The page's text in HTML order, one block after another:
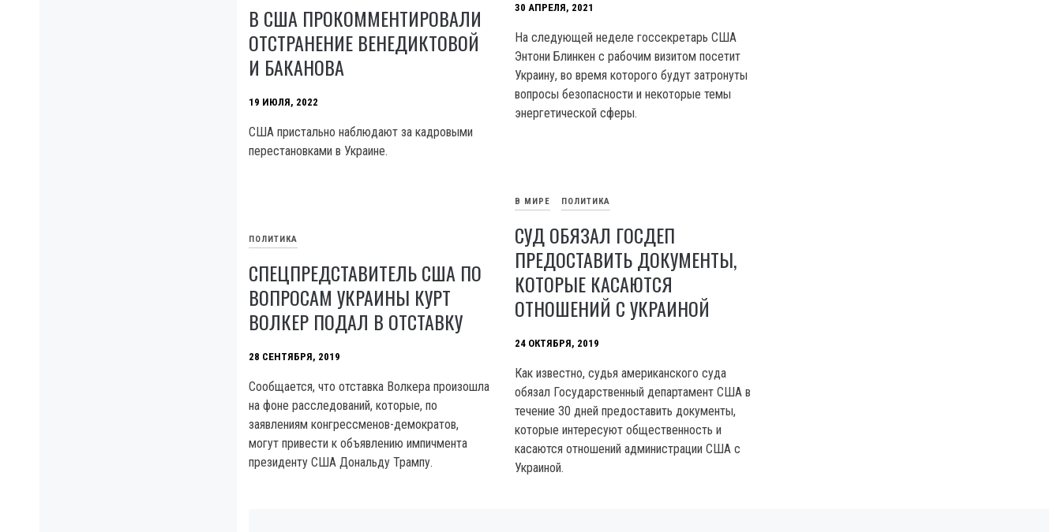
В США ПРОКОММЕНТИРОВАЛИ
ОТСТРАНЕНИЕ ВЕНЕДИКТОВОЙ
И БАКАНОВА
19 ИЮЛЯ, 2022
США пристально наблюдают за кадровыми
перестановками в Украине.
30 АПРЕЛЯ, 2021
На следующей неделе госсекретарь США
Энтони Блинкен с рабочим визитом посетит
Украину, во время которого будут затронуты
вопросы безопасности и некоторые темы
энергетической сферы.
В МИРЕ ПОЛИТИКА
СУД ОБЯЗАЛ ГОСДЕП
ПРЕДОСТАВИТЬ ДОКУМЕНТЫ,
КОТОРЫЕ КАСАЮТСЯ
ОТНОШЕНИЙ С УКРАИНОЙ
24 ОКТЯБРЯ, 2019
Как известно, судья американского суда
обязал Государственный департамент США в
течение 30 дней предоставить документы,
которые интересуют общественность и
касаются отношений администрации США с
Украиной.
ПОЛИТИКА
СПЕЦПРЕДСТАВИТЕЛЬ США ПО
ВОПРОСАМ УКРАИНЫ КУРТ
ВОЛКЕР ПОДАЛ В ОТСТАВКУ
28 СЕНТЯБРЯ, 2019
Сообщается, что отставка Волкера произошла
на фоне расследований, которые, по
заявлениям конгрессменов-демократов,
могут привести к объявлению импичмента
президенту США Дональду Трампу.